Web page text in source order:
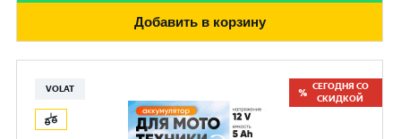
Добавить в корзину
VOLAT
СЕГОДНЯ СО
СКИДКОЙ